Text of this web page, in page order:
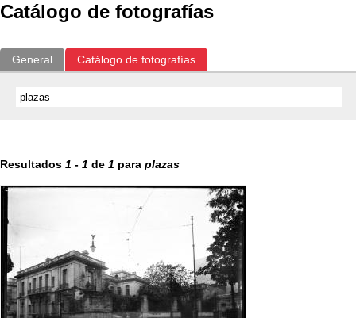
Catálogo de fotografías
General Catálogo de fotografías
Resultados 1 - 1 de 1 para plazas